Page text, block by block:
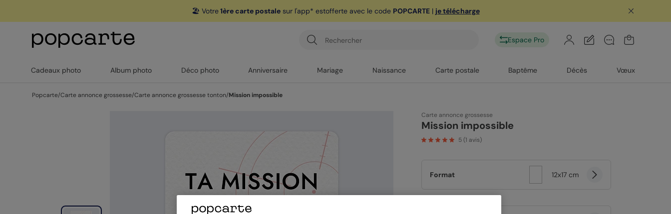
🏖️ Votre1ère carte postalesur l'app* estofferte avec le code POPCARTE| je télécharge
Espace Pro
Cadeaux photo Album photo Déco photo Anniversaire Mariage Naissance Carte postale Baptême Décès Vœux
Popcarte/Carte annonce grossesse/Carte annonce grossesse tonton/Mission impossible
Carte annonce grossesse
Mission impossible
5(1 avis)
Format 12x17 cm